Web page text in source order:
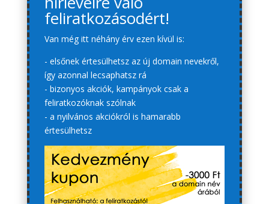
feliratkozásodért!
Van még itt néhány érv ezen kívül is:
- elsőnek értesülhetsz az új domain nevekről,
így azonnal lecsaphatsz rá
- bizonyos akciók, kampányok csak a
feliratkozóknak szólnak
- a nyilvános akciókról is hamarabb
értesülhetsz